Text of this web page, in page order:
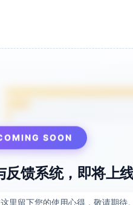
SOON
反馈系统，即将上
里留下您的使用心得，敬请期待。